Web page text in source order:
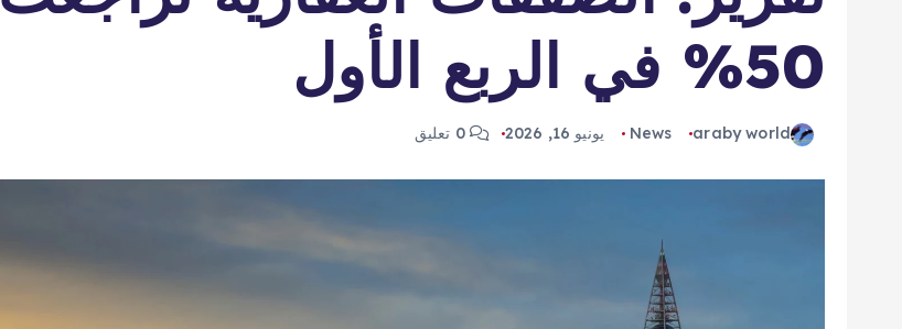
50% في الربع الأول
araby world
News يونيو 16, 2026 0 تعليق